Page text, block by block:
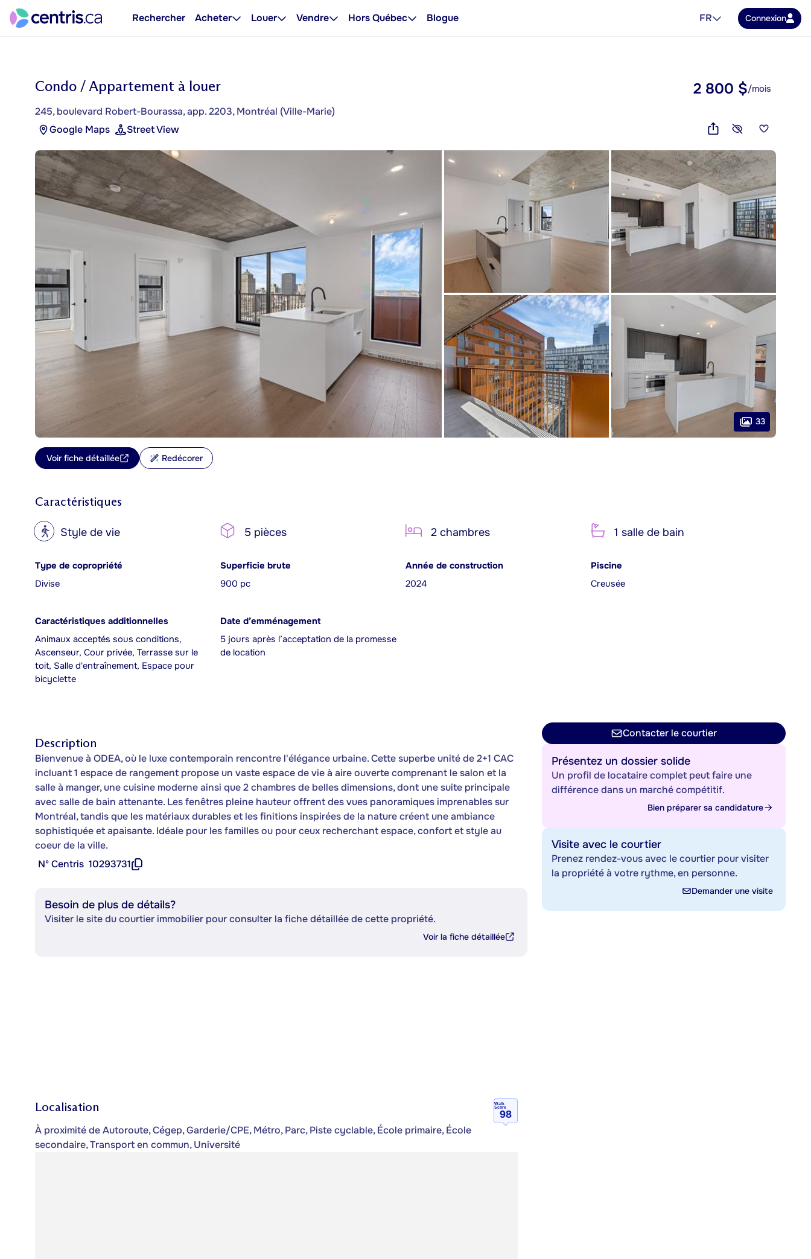
Rechercher Acheter Louer Vendre Hors Québec Blogue FR Connexion
Condo / Appartement à louer
245, boulevard Robert-Bourassa, app. 2203, Montréal (Ville-Marie)
Google Maps
Street View
2 800 $/mois
33
Voir fiche détaillée Redécorer
Caractéristiques
? Style de vie 5 pièces 2 chambres 1 salle de bain
Type de copropriété
Divise
Superficie brute
900 pc
Année de construction
2024
Piscine
Creusée
Caractéristiques additionnelles
Animaux acceptés sous conditions,
Ascenseur, Cour privée, Terrasse sur le
toit, Salle d'entraînement, Espace pour
bicyclette
Date d’emménagement
5 jours après l’acceptation de la promesse
de location
Description
Bienvenue à ODEA, où le luxe contemporain rencontre l'élégance urbaine. Cette superbe unité de 2+1 CAC
incluant 1 espace de rangement propose un vaste espace de vie à aire ouverte comprenant le salon et la
salle à manger, une cuisine moderne ainsi que 2 chambres de belles dimensions, dont une suite principale
avec salle de bain attenante. Les fenêtres pleine hauteur offrent des vues panoramiques imprenables sur
Montréal, tandis que les matériaux durables et les finitions inspirées de la nature créent une ambiance
sophistiquée et apaisante. Idéale pour les familles ou pour ceux recherchant espace, confort et style au
coeur de la ville.
Nº Centris 10293731
Besoin de plus de détails?
Visiter le site du courtier immobilier pour consulter la fiche détaillée de cette propriété.
Voir la fiche détaillée
Localisation
Walk
Score
98
À proximité de Autoroute, Cégep, Garderie/CPE, Métro, Parc, Piste cyclable, École primaire, École
secondaire, Transport en commun, Université
Contacter le courtier
Présentez un dossier solide
Un profil de locataire complet peut faire une
différence dans un marché compétitif.
Bien préparer sa candidature
Visite avec le courtier
Prenez rendez-vous avec le courtier pour visiter
la propriété à votre rythme, en personne.
Demander une visite